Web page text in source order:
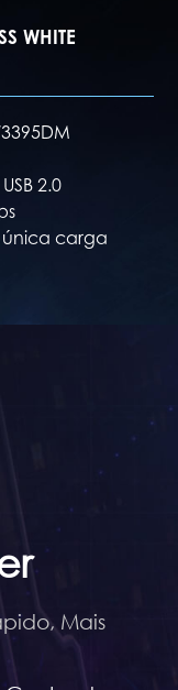
2.0
carga
Mais